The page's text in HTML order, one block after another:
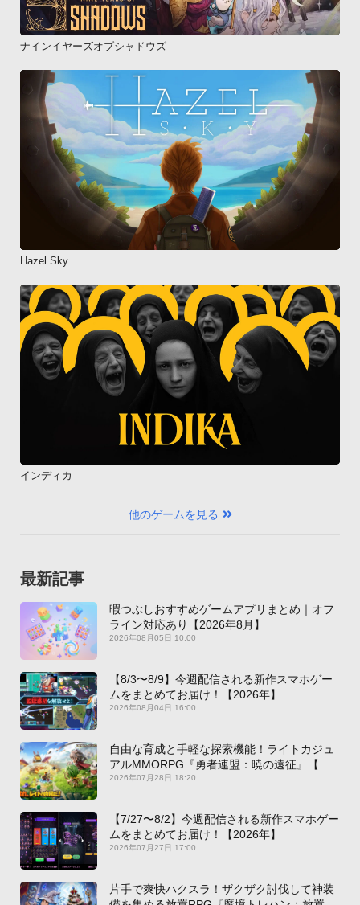
ナインイヤーズオブシャドウズ
Hazel Sky
インディカ
他のゲームを見る
最新記事
暇つぶしおすすめゲームアプリまとめ｜オフ
ライン対応あり【2026年8月】
2026年08月05日 10:00
【8/3〜8/9】今週配信される新作スマホゲー
ムをまとめてお届け！【2026年】
2026年08月04日 16:00
自由な育成と手軽な探索機能！ライトカジュ
アルMMORPG『勇者連盟：暁の遠征』【最
新作PICKUP】
2026年07月28日 18:20
【7/27〜8/2】今週配信される新作スマホゲー
ムをまとめてお届け！【2026年】
2026年07月27日 17:00
片手で爽快ハクスラ！ザクザク討伐して神装